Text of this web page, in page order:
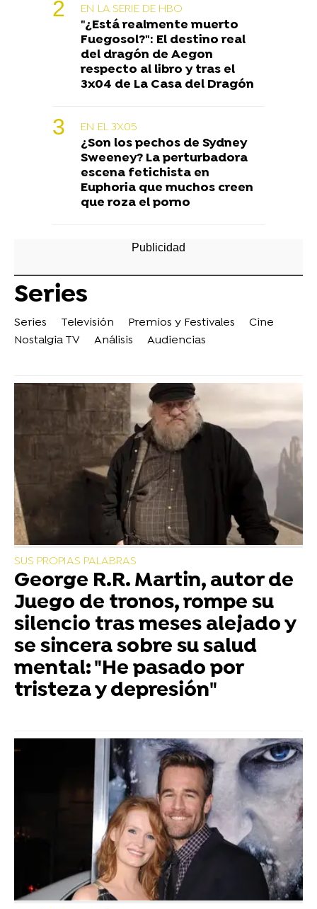
EN LA SERIE DE HBO
"¿Está realmente muerto
Fuegosol?": El destino real
del dragón de Aegon
respecto al libro y tras el
3x04 de La Casa del Dragón
EN EL 3X05
¿Son los pechos de Sydney
Sweeney? La perturbadora
escena fetichista en
Euphoria que muchos creen
que roza el porno
Series
Series Televisión Premios y Festivales
Cine
Nostalgia TV
Análisis Audiencias
SUS PROPIAS PALABRAS
George R.R. Martin, autor de
Juego de tronos, rompe su
silencio tras meses alejado y
se sincera sobre su salud
mental: "He pasado por
tristeza y depresión"